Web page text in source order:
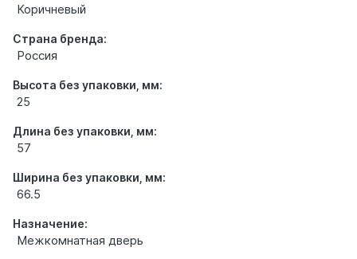
Коричневый
Страна бренда:
Россия
Высота без упаковки, мм:
25
Длина без упаковки, мм:
57
Ширина без упаковки, мм:
66.5
Назначение:
Межкомнатная дверь